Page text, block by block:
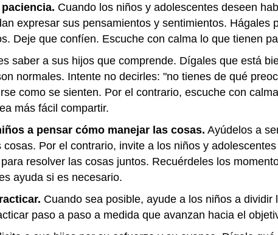
Cuando los niños y adolescentes deseen
expresar sus pensamientos y sentimientos. Hágales
Deje que confíen. Escuche con calma lo que tienen
saber a sus hijos que comprende. Dígales que está
normales. Intente no decirles: "no tienes de qué
como se sienten. Por el contrario, escuche con
más fácil compartir.
a pensar cómo manejar las cosas. Ayúdelos a
cosas. Por el contrario, invite a los niños y
resolver las cosas juntos. Recuérdeles los
ayuda si es necesario.
Cuando sea posible, ayude a los niños a
paso a paso a medida que avanzan hacia el